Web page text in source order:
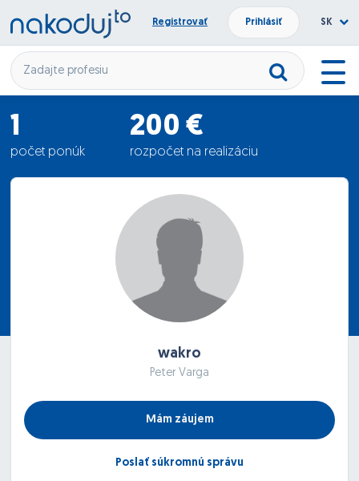
Registrovať Prihlásiť SK
1
počet ponúk
200 €
rozpočet na realizáciu
250 €
wakro
Peter Varga
Mám záujem
Poslať súkromnú správu